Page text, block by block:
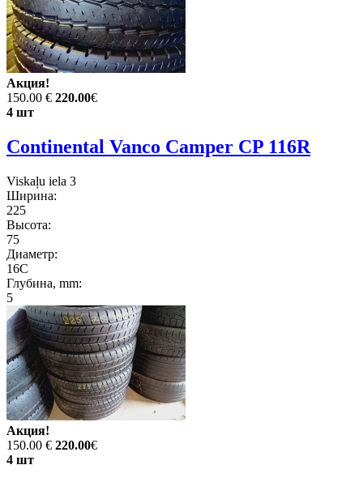
Акция!
150.00 € 220.00€
4 шт
Continental Vanco Camper CP 116R
Viskaļu iela 3
Ширина:
225
Высота:
75
Диаметр:
16C
Глубина, mm:
5
Акция!
150.00 € 220.00€
4 шт